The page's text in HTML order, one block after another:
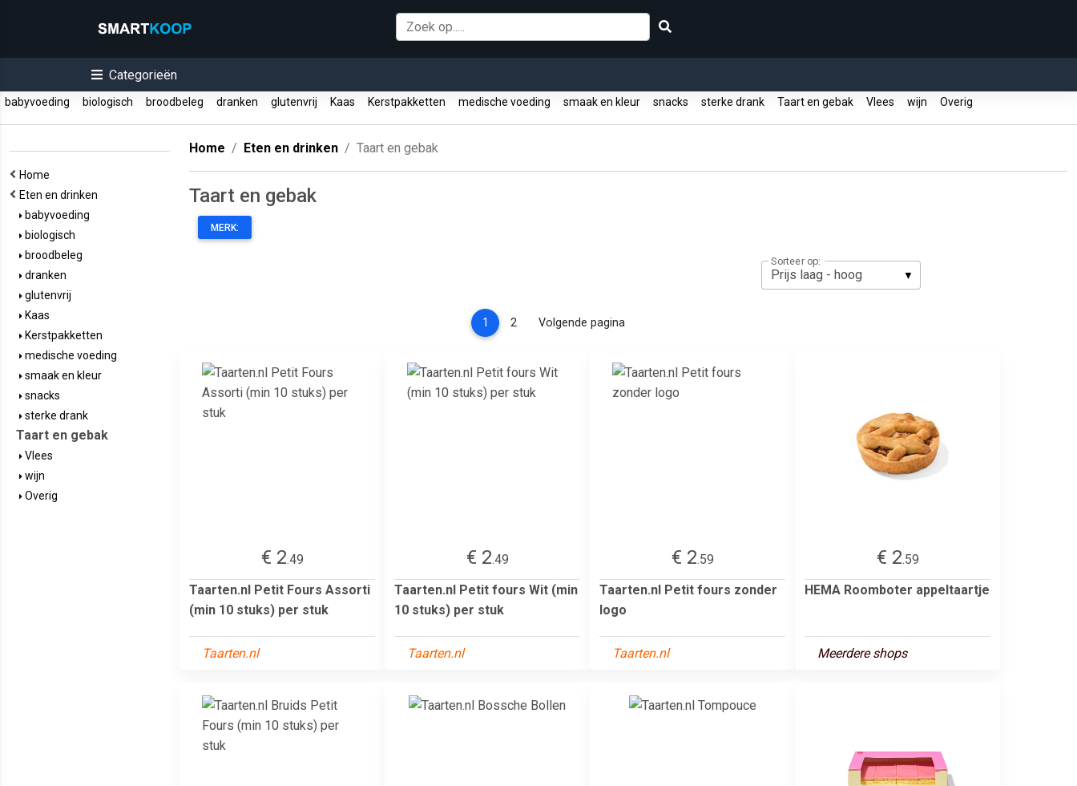
Categorieën
babyvoeding biologisch broodbeleg dranken glutenvrij Kaas Kerstpakketten medische voeding smaak en kleur snacks sterke drank Taart en gebak Vlees wijn Overig
Home
Eten en drinken
babyvoeding
biologisch
broodbeleg
dranken
glutenvrij
Kaas
Kerstpakketten
medische voeding
smaak en kleur
snacks
sterke drank
Taart en gebak
Vlees
wijn
Overig
Home Eten en drinken Taart en gebak
Taart en gebak
MERK:
Sorteer op:
1 (current)
2 Volgende pagina
€ 2.49
Taarten.nl Petit Fours Assorti
(min 10 stuks) per stuk
Taarten.nl
€ 2.49
Taarten.nl Petit fours Wit (min
10 stuks) per stuk
Taarten.nl
€ 2.59
Taarten.nl Petit fours zonder
logo
Taarten.nl
€ 2.59
HEMA Roomboter appeltaartje
Meerdere shops